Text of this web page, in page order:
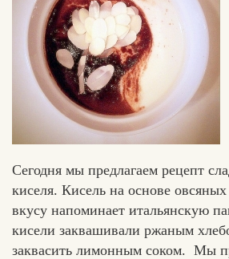
Сегодня мы предлагаем рецепт
киселя. Кисель на основе
вкусу напоминает итальянскую
кисели заквашивали ржаным
заквасить лимонным соком. Мы